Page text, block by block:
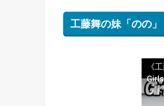
工藤舞の妹「のの」
《
ット]